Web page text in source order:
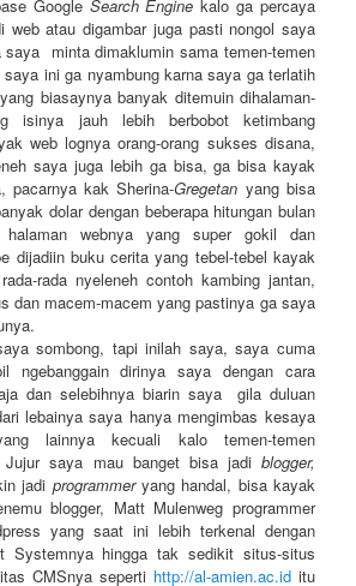
Google Search Engine kalo ga percaya
web atau digambar juga pasti nongol saya
saya minta dimaklumin sama temen-temen
ini ga nyambung karna saya ga terlatih
biasaynya banyak ditemuin dihalaman-
isinya jauh lebih berbobot ketimbang
web lognya orang-orang sukses disana,
saya juga lebih ga bisa, ga bisa kayak
pacarnya kak Sherina-Gregetan yang bisa
dolar dengan beberapa hitungan bulan
webnya yang super gokil dan
dijadiin buku cerita yang tebel-tebel kayak
rada nyeleneh contoh kambing jantan,
dan macem-macem yang pastinya ga saya
sombong, tapi inilah saya, saya cuma
ngebanggain dirinya saya dengan cara
dan selebihnya biarin saya gila duluan
lebainya saya hanya mengimbas kesaya
lainnya kecuali kalo temen-temen
Jujur saya mau banget bisa jadiblogger,
jadi programmeryang handal, bisa kayak
blogger, Matt Mulenweg programmer
yang saat ini lebih terkenal dengan
Systemnya hingga tak sedikit situs-situs
CMSnya seperti http://al-amien.ac.iditu